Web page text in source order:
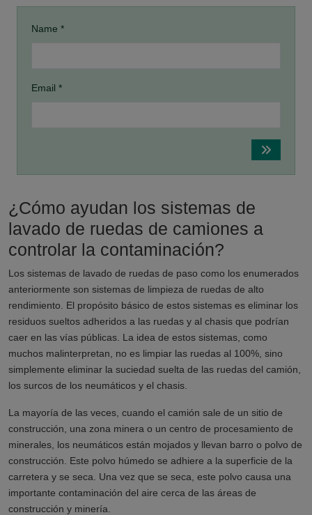
Name *
Email *
¿Cómo ayudan los sistemas de
lavado de ruedas de camiones a
controlar la contaminación?
Los sistemas de lavado de ruedas de paso como los enumerados
anteriormente son sistemas de limpieza de ruedas de alto
rendimiento. El propósito básico de estos sistemas es eliminar los
residuos sueltos adheridos a las ruedas y al chasis que podrían
caer en las vías públicas. La idea de estos sistemas, como
muchos malinterpretan, no es limpiar las ruedas al 100%, sino
simplemente eliminar la suciedad suelta de las ruedas del camión,
los surcos de los neumáticos y el chasis.
La mayoría de las veces, cuando el camión sale de un sitio de
construcción, una zona minera o un centro de procesamiento de
minerales, los neumáticos están mojados y llevan barro o polvo de
construcción. Este polvo húmedo se adhiere a la superficie de la
carretera y se seca. Una vez que se seca, este polvo causa una
importante contaminación del aire cerca de las áreas de
construcción y minería.